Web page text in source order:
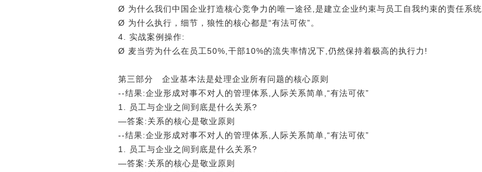
Ø 为什么我们中国企业打造核心竞争力的唯一途径,是建立企业约束与员工自我约束的责任系统.
Ø 为什么执行，细节，狼性的核心都是“有法可依”。
4. 实战案例操作:
Ø 麦当劳为什么在员工50%,干部10%的流失率情况下,仍然保持着极高的执行力!
第三部分 企业基本法是处理企业所有问题的核心原则
--结果:企业形成对事不对人的管理体系,人际关系简单,“有法可依”
1. 员工与企业之间到底是什么关系?
―答案:关系的核心是敬业原则
--结果:企业形成对事不对人的管理体系,人际关系简单,“有法可依”
1. 员工与企业之间到底是什么关系?
―答案:关系的核心是敬业原则